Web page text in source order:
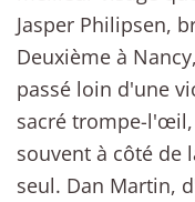
Jasper Philipsen,
Deuxième à
passé loin d'une
sacré trompe-
souvent à côté de
seul. Dan Martin,